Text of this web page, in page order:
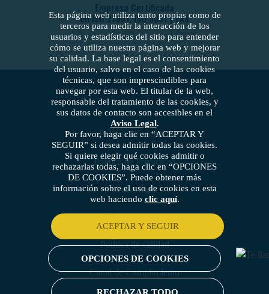
Empresa Certificada
en ISO 27001, ISO 9001 y ENS
Política de cookies
Política de Privacidad
Aviso legal
Política de calidad
Canal de Cumplimiento
Esta página web utiliza tanto propias como de
terceros para medir la interacción de los
usuarios y estadísticas del sitio para entender
cómo se utiliza nuestra página web y mejorar
su calidad. La base legal es el consentimiento
del usuario, salvo en el caso de las cookies
técnicas, que son imprescindibles para
navegar por esta web. El titular de la web,
responsable del tratamiento de las cookies, y
sus datos de contacto son accesibles en el
Aviso Legal.
Por favor, haga clic en “ACEPTAR Y
SEGUIR” si desea admitir todas las cookies.
Si quiere elegir qué cookies admitir o
rechazarlas todas, haga clic en “OPCIONES
DE COOKIES”. Puede obtener más
información sobre el uso de cookies en esta
web haciendo clic aquí.
ACEPTAR Y SEGUIR
OPCIONES DE COOKIES